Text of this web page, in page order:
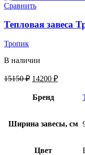
Сравнить
Тепловая завеса
Тропик
В наличии
15150₽ 14200 ₽
Бренд
Ширина завесы, см
Цвет